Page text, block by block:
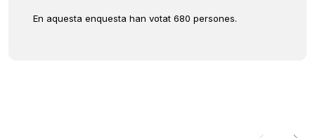
En aquesta enquesta han votat 680 persones.